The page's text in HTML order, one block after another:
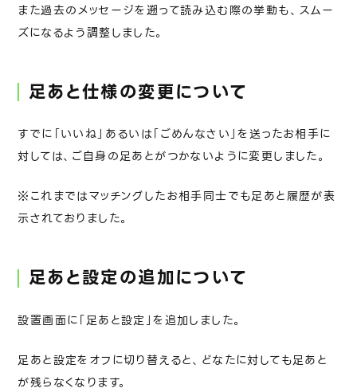
カップルストーリー
お知らせ
料金プラン
また過去のメッセージを遡って読み込む際の挙動も、スムー
ズになるよう調整しました。
足あと仕様の変更について
すでに「いいね」あるいは「ごめんなさい」を送ったお相手に
対しては、ご自身の足あとがつかないように変更しました。
※これまではマッチングしたお相手同士でも足あと履歴が表
示されておりました。
足あと設定の追加について
設置画面に「足あと設定」を追加しました。
足あと設定をオフに切り替えると、どなたに対しても足あと
が残らなくなります。